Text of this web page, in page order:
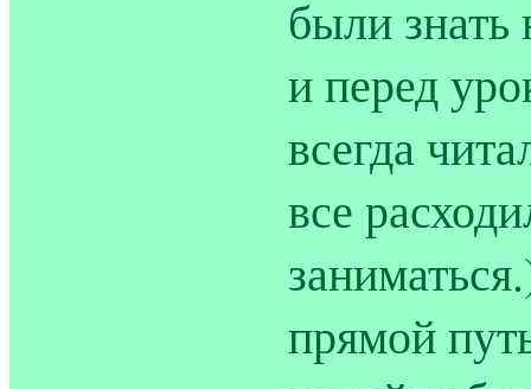
были знать
и перед
всегда
все
прямой